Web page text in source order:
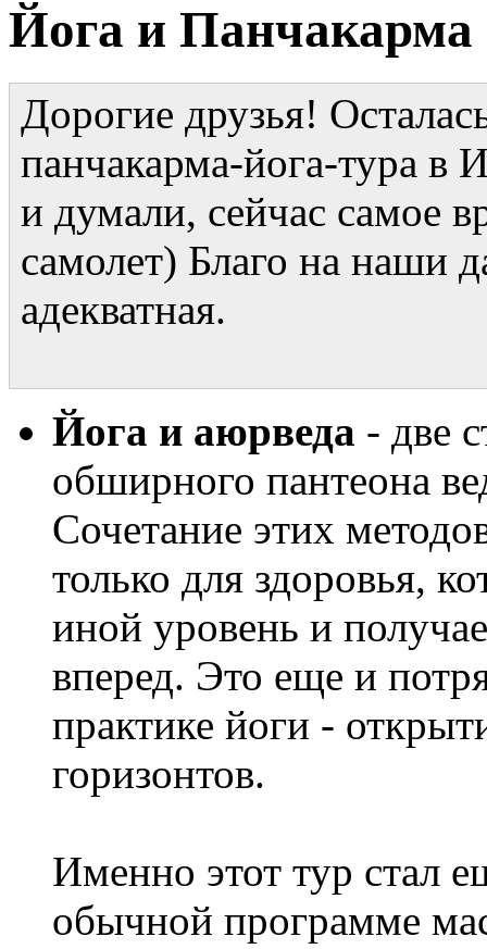
Йога и
Дорогие друзья!
панчакарма-йога-тура в
и думали, сейчас самое
самолет) Благо на наши
адекватная.
Йога и аюрведа - две
обширного пантеона
Сочетание этих
только для здоровья,
иной уровень и
вперед. Это еще и
практике йоги -
горизонтов.
Именно этот тур стал
обычной программе